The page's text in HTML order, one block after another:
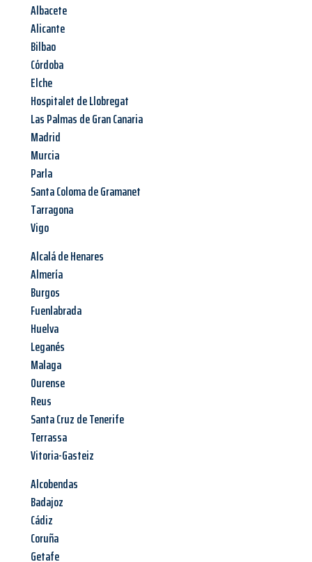
Albacete
Alicante
Bilbao
Córdoba
Elche
Hospitalet de Llobregat
Las Palmas de Gran Canaria
Madrid
Murcia
Parla
Santa Coloma de Gramanet
Tarragona
Vigo
Alcalá de Henares
Almería
Burgos
Fuenlabrada
Huelva
Leganés
Malaga
Ourense
Reus
Santa Cruz de Tenerife
Terrassa
Vitoria-Gasteiz
Alcobendas
Badajoz
Cádiz
Coruña
Getafe